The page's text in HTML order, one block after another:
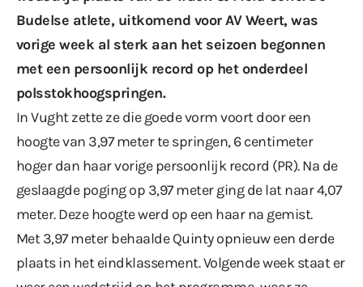
Budelse atlete, uitkomend voor AV Weert, was
vorige week al sterk aan het seizoen begonnen
meteen persoonlijk record op het onderdeel
polsstokhoogspringen.
In Vught zette ze die goede vorm voort door een
hoogte van 3,97 meter te springen, 6 centimeter
hoger dan haar vorige persoonlijk record (PR). Na de
geslaagde poging op 3,97 meter ging de lat naar 4,07
meter. Deze hoogte werd op een haar na gemist.
Met 3,97 meter behaalde Quinty opnieuw een derde
plaats in het eindklassement. Volgende week staat er